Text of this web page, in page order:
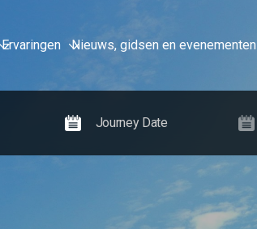
Ervaringen Nieuws, gidsen en evenementen